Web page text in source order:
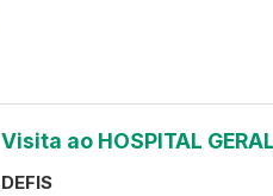
Visita ao HOSPITAL
DEFIS